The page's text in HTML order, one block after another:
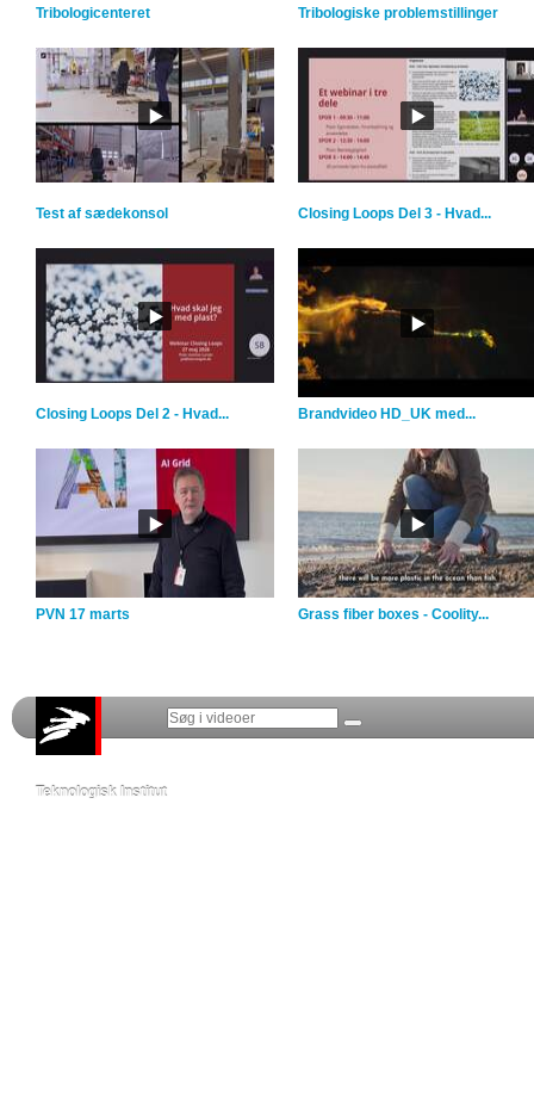
Tribologicenteret Tribologiske problemstillinger
Test af sædekonsol Closing Loops Del 3 - Hvad...
Closing Loops Del 2 - Hvad... Brandvideo HD_UK med...
PVN 17 marts Grass fiber boxes - Coolity...
Teknologisk Institut